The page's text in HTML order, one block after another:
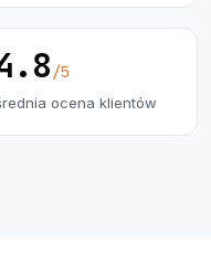
/5
ocena klientów